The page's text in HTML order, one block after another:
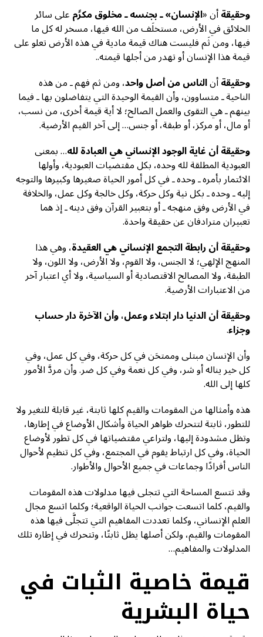
وحقيقةأن «الإنسان» ـ بجنسه ـ مخلوق مكرَّمعلى سائر
الخلائق في الأرض، مستخلَف من الله فيها، مسخر له كل ما
فيها، ومن ثَم فليست هناك قيمة مادية في هذه الأرض تعلو على
قيمة هذا الإنسان أو تهدر من أجلها قيمته..
وحقيقةأنالناس من أصل واحد، ومن ثم فهم ـ من هذه
الناحية ـ متساوون، وأن القيمة الوحيدة التي يتفاضلون بها ـ فيما
بينهم ـ هي التقوى والعمل الصالح؛ لا أية قيمة أخرى، من نسب،
أو مال، أو مركز، أو طبقة، أو جنس… إلى آخر القيم الأرضية.
وحقيقةأنغاية الوجود الإنساني هي العبادة لله… بمعنى
العبودية المطلقة لله وحده، بكل مقتضيات العبودية، وأولها
الائتمار بأمره ـ وحده ـ في كل أمور الحياة صغيرها وكبيرها والتوجه
إليه ـ وحده ـ بكل نية وكل حركة، وكل خالجة وكل عمل، والخلافة
في الأرض وفق منهجه ـ أو بتعبير القرآن وفق دينه ـ إذ هما
تعبيران مترادفان عن حقيقة واحدة.
وحقيقة أن رابطة التجمع الإنساني هي العقيدة، وهي هذا
المنهج الإلهي؛ لا الجنس، ولا القوم، ولا الأرض، ولا اللون، ولا
الطبقة، ولا المصالح الاقتصادية أو السياسية، ولا أي اعتبار آخر
من الاعتبارات الأرضية.
وحقيقةأن الدنيا دار ابتلاء وعمل، وأن الآخرة دار حساب
وجزاء.
وأن الإنسان مبتلى وممتحَن في كل حركة، وفي كل عمل، وفي
كل خير يناله أو شر، وفي كل نعمة وفي كل ضر. وأن مردَّ الأمور
كلها إلى الله.
هذه وأمثالها من المقومات والقيم كلها ثابتة، غير قابلة للتغير ولا
للتطور، ثابتة لتتحرك ظواهر الحياة وأشكال الأوضاع في إطارها،
وتظل مشدودة إليها، ولتراعي مقتضياتها في كل تطور لأوضاع
الحياة، وفي كل ارتباط يقوم في المجتمع، وفي كل تنظيم لأحوال
الناس أفرادًا وجماعات في جميع الأحوال والأطوار.
وقد تتسع المساحة التي تتجلى فيها مدلولات هذه المقومات
والقيم، كلما اتسعت جوانب الحياة الواقعية؛ وكلما اتسع مجال
العلم الإنساني، وكلما تعددت المفاهيم التي تتجلَّى فيها هذه
المقومات والقيم، ولكن أصلها يظل ثابتًا، وتتحرك في إطاره تلك
المدلولات والمفاهيم…
قيمة خاصية الثبات في
حياة البشرية